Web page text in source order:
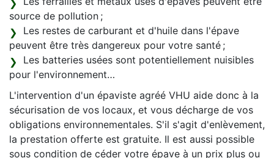
source de pollution ;
Les restes de carburant et d'huile dans l'épave
peuvent être très dangereux pour votre santé ;
Les batteries usées sont potentiellement nuisibles
pour l'environnement…
L'intervention d'un épaviste agréé VHU aide donc à la
sécurisation de vos locaux, et vous décharge de vos
obligations environnementales. S'il s'agit d'enlèvement,
la prestation offerte est gratuite. Il est aussi possible
sous condition de céder votre épave à un prix plus ou